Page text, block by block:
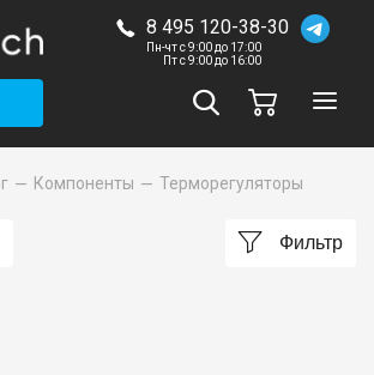
8 495 120-38-30
Пн-чт с 9:00 до 17:00
Пт с 9:00 до 16:00
Компоненты Терморегуляторы
Фильтр